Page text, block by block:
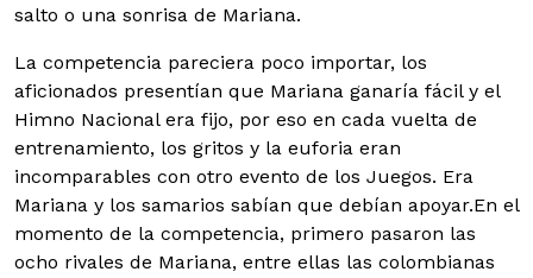
salto o una sonrisa de Mariana.
La competencia pareciera poco importar, los
aficionados presentían que Mariana ganaría fácil y el
Himno Nacional era fijo, por eso en cada vuelta de
entrenamiento, los gritos y la euforia eran
incomparables con otro evento de los Juegos. Era
Mariana y los samarios sabían que debían apoyar.En el
momento de la competencia, primero pasaron las
ocho rivales de Mariana, entre ellas las colombianas